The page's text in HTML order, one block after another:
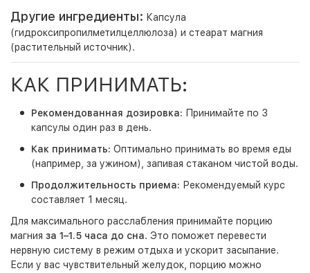
Другие ингредиенты: Капсула
(гидроксипропилметилцеллюлоза) и стеарат магния
(растительный источник).
КАК ПРИНИМАТЬ:
Рекомендованная дозировка: Принимайте по 3
капсулы один раз в день.
Как принимать: Оптимально принимать во время еды
(например, за ужином), запивая стаканом чистой воды.
Продолжительность приема: Рекомендуемый курс
составляет 1 месяц.
Для максимального расслабления принимайте порцию
магния за 1–1.5 часа до сна. Это поможет перевести
нервную систему в режим отдыха и ускорит засыпание.
Если у вас чувствительный желудок, порцию можно